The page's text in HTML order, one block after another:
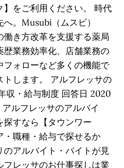
】をご利用ください。 時代
。Musubi（ムスビ）
働き方改革を支援する薬局
歴業務効率化、店舗業務の
フォローなど多くの機能で
トします。 アルフレッサの
収・給与制度 回答日 2020
ルフレッサのアルバイ
探すなら【タウンワー
・職種・給与で探せるか
のアルバイト・バイトが見
レッサのお仕事探しは業